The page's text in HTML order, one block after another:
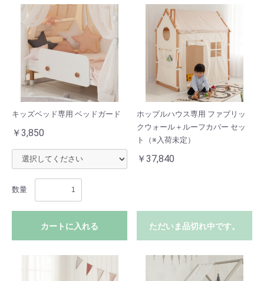
キッズベッド専用 ベッドガード
￥3,850
数量
カートに入れる
ホップルハウス専用 ファブリッ
クウォール＋ルーフカバー セッ
ト（※入荷未定）
￥37,840
ただいま品切れ中です。